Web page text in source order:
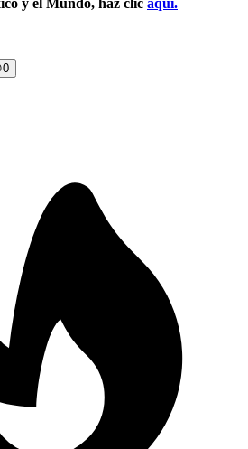
y el Mundo, haz clic aquí.
0